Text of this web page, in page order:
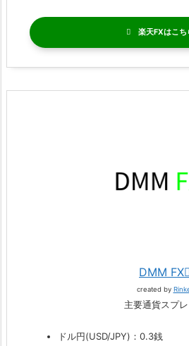
楽天FX
DMM FX
created by
主要通貨スプ
ドル円(USD/JPY)：0.3銭